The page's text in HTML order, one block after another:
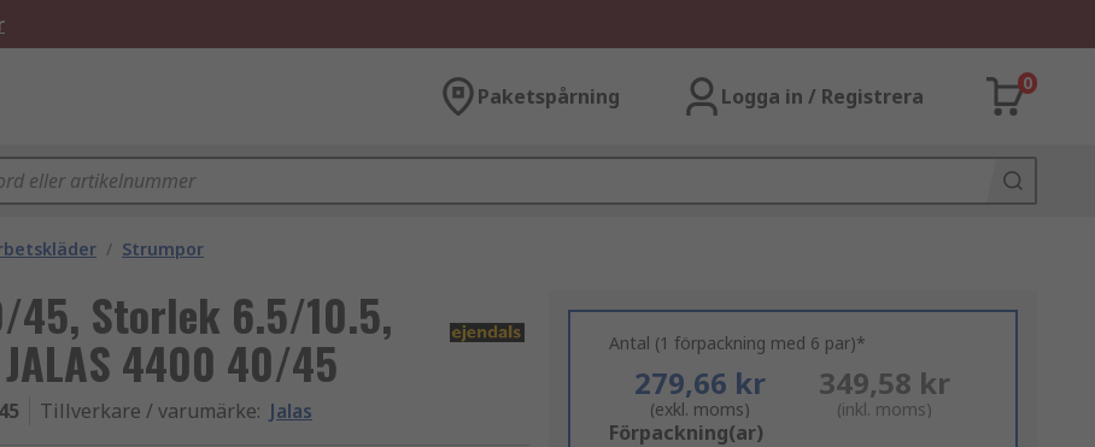
Paketspårning Logga in / Registrera
0
/ Strumpor
45, Storlek 6.5/10.5,
4400 40/45
Tillverkare / varumärke: Jalas
Antal (1 förpackning med 6 par)*
279,66 kr
(exkl. moms)
349,58 kr
(inkl. moms)
Add
Förpackning(ar)